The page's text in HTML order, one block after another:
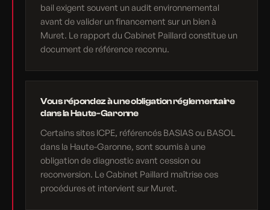
bail exigent souvent un audit environnemental
avant de valider un financement sur un bien à
Muret. Le rapport du Cabinet Paillard constitue un
document de référence reconnu.
Vous répondez à une obligation réglementaire
dans la Haute-Garonne
Certains sites ICPE, référencés BASIAS ou BASOL
dans la Haute-Garonne, sont soumis à une
obligation de diagnostic avant cession ou
reconversion. Le Cabinet Paillard maîtrise ces
procédures et intervient sur Muret.